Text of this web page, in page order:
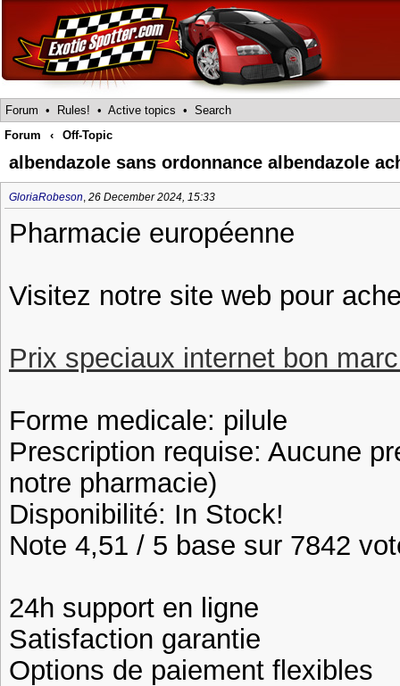
Forum • Rules! • Active topics • Search
Forum
‹ Off-Topic
albendazole sans ordonnance albendazole
GloriaRobeson, 26 December 2024, 15:33
Pharmacie européenne
Visitez notre site web pour
Prix speciaux internet bon
Forme medicale: pilule
Prescription requise: Aucune
notre pharmacie)
Disponibilité: In Stock!
Note 4,51 / 5 base sur 7842
24h support en ligne
Satisfaction garantie
Options de paiement flexibles